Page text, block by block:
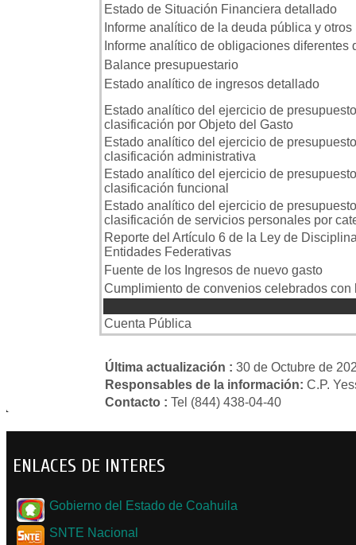
Estado de Situación Financiera detallado
Informe analítico de la deuda pública y otros
Informe analítico de obligaciones diferentes
Balance presupuestario
Estado analítico de ingresos detallado
Estado analítico del ejercicio de
clasificación por Objeto del Gasto
Estado analítico del ejercicio de
clasificación administrativa
Estado analítico del ejercicio de
clasificación funcional
Estado analítico del ejercicio de
clasificación de servicios personales por
Reporte del Artículo 6 de la Ley de
Entidades Federativas
Fuente de los Ingresos de nuevo gasto
Cumplimiento de convenios celebrados con
Cuenta Pública
Última actualización : 30 de Octubre de
Responsables de la información: C.P.
Contacto : Tel (844) 438-04-40
ENLACES DE INTERES
Gobierno del Estado de Coahuila
SNTE Nacional